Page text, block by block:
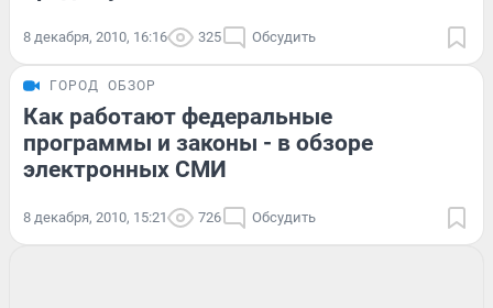
8 декабря, 2010, 16:16 325 Обсудить
ГОРОД ОБЗОР
Как работают федеральные
программы и законы - в обзоре
электронных СМИ
8 декабря, 2010, 15:21 726 Обсудить